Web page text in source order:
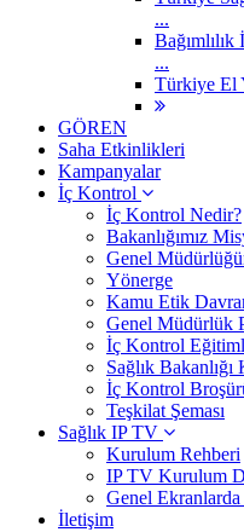
...
...
Türkiye El
GÖREN
Saha Etkinlikleri
Kampanyalar
İç Kontrol
İç Kontrol Nedir?
Bakanlığımız
Genel
Yönerge
Kamu Etik
Genel Müdürlük
İç Kontrol
Sağlık
İç Kontrol
Teşkilat Şeması
Sağlık IP TV
Kurulum Rehberi
IP TV Kurulum
Genel
İletişim